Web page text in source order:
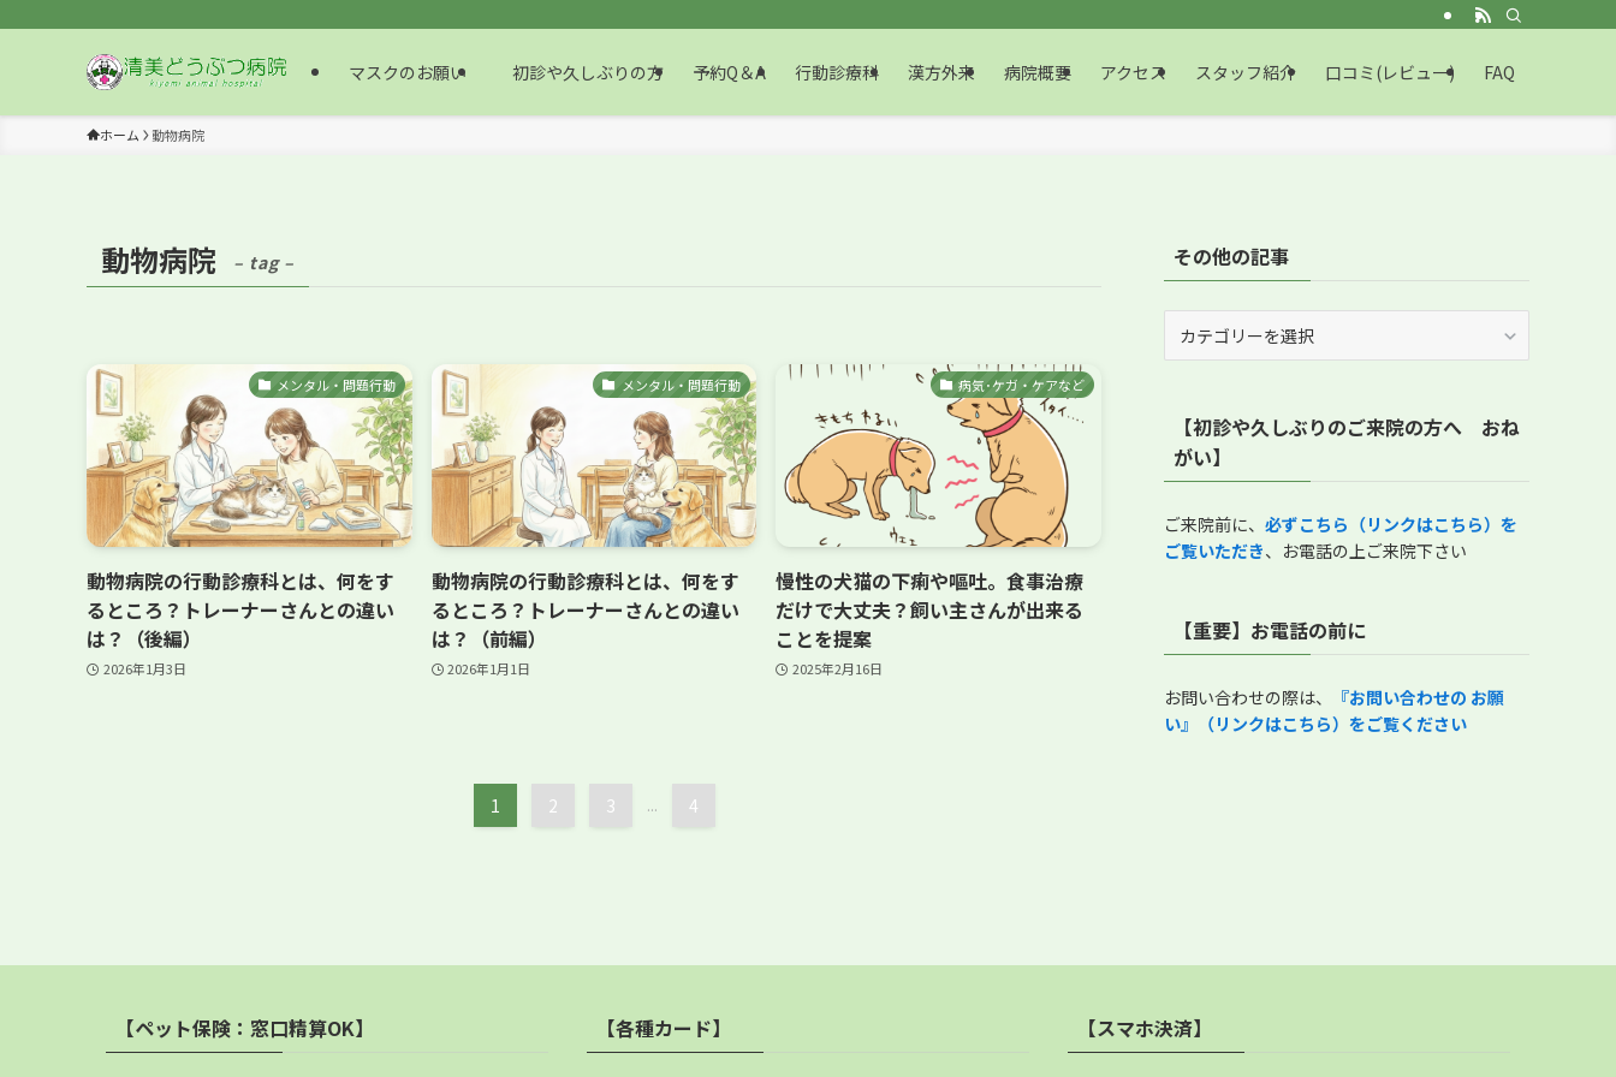
マスクのお願い 初診や久しぶりの方 予約Q＆A 行動診療科 漢方外来 病院概要 アクセス スタッフ紹介 口コミ(レビュー) FAQ
ホーム 動物病院
動物病院 – tag –
メンタル・問題行動
動物病院の行動診療科とは、何をす
るところ？トレーナーさんとの違い
は？（後編）
2026年1月3日
メンタル・問題行動
動物病院の行動診療科とは、何をす
るところ？トレーナーさんとの違い
は？（前編）
2026年1月1日
病気･ケガ・ケアなど
慢性の犬猫の下痢や嘔吐。食事治療
だけで大丈夫？飼い主さんが出来る
ことを提案
2025年2月16日
1 2 3 ... 4
その他の記事
事
【初診や久しぶりのご来院の方へ おね
がい】
ご来院前に、 必ずこちら（リンクはこちら）を
ご覧いただき、お電話の上ご来院下さい
【重要】お電話の前に
お問い合わせの際は、 『お問い合わせの お願
い』（リンクはこちら）をご覧ください
【ペット保険：窓口精算OK】 【各種カード】 【スマホ決済】